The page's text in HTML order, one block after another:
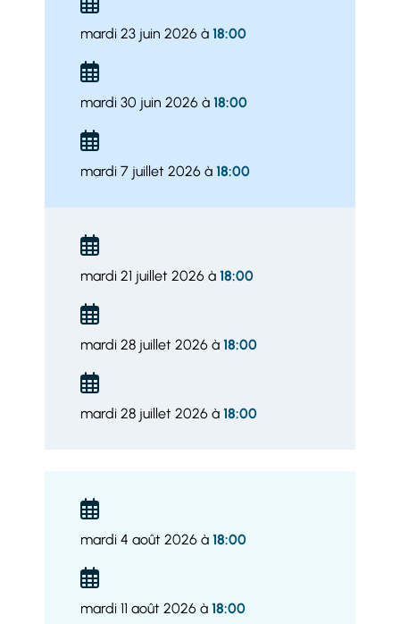
mardi 23 juin 2026 à 18:00
mardi 30 juin 2026 à 18:00
mardi 7 juillet 2026 à 18:00
mardi 21 juillet 2026 à 18:00
mardi 28 juillet 2026 à 18:00
mardi 28 juillet 2026 à 18:00
mardi 4 août 2026 à 18:00
mardi 11 août 2026 à 18:00